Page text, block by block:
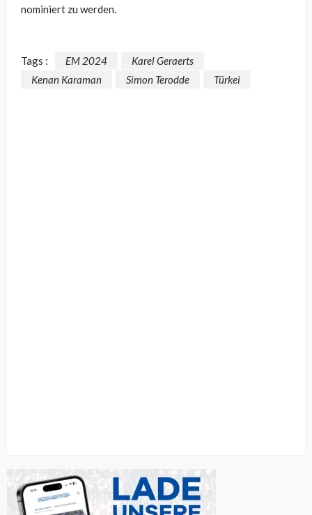
nominiert zu werden.
Tags : EM 2024
Karel Geraerts
Kenan Karaman
Simon Terodde Türkei